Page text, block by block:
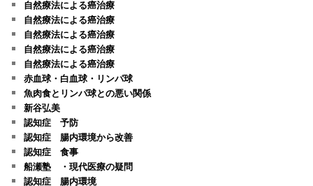
自然療法による癌治療
自然療法による癌治療
自然療法による癌治療
自然療法による癌治療
自然療法による癌治療
赤血球・白血球・リンパ球
魚肉食とリンパ球との悪い関係
新谷弘美
認知症 予防
認知症 腸内環境から改善
認知症 食事
船瀬塾 ・現代医療の疑問
認知症 腸内環境